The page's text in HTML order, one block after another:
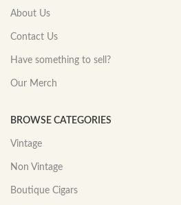
About Us
Contact Us
Have something to sell?
Our Merch
BROWSE CATEGORIES
Vintage
Non Vintage
Boutique Cigars